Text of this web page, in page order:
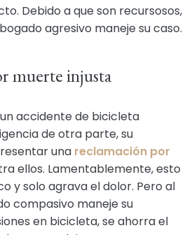
Debido a que son recursosos,
agresivo maneje su caso.
muerte injusta
accidente de bicicleta
de otra parte, su
una reclamación por
ellos. Lamentablemente, esto
y solo agrava el dolor. Pero al
compasivo maneje su
en bicicleta, se ahorra el